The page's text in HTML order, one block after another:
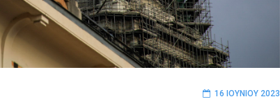
16 ΙΟΥΝΊΟΥ 2023